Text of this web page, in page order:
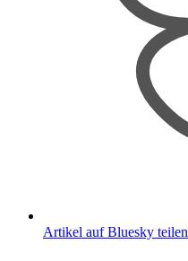
Artikel auf Bluesky teilen